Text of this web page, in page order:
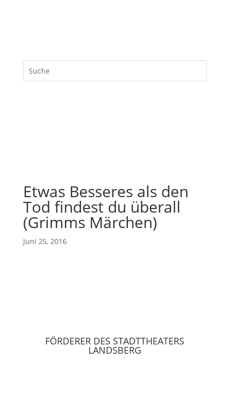
Etwas Besseres als den
Tod findest du überall
(Grimms Märchen)
Juni 25, 2016
FÖRDERER DES STADTTHEATERS
LANDSBERG